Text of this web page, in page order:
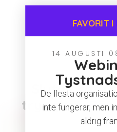
Sluta prata
trygghet.
Jag vill
FAVORIT I
14 AUGUSTI
De flesta
inte fungerar, men
aldrig